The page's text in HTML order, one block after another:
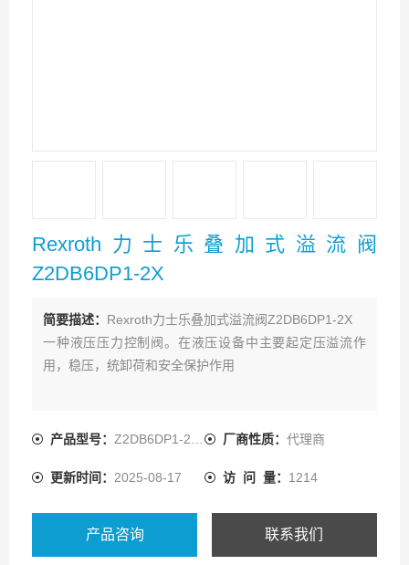
Rexroth力士乐叠加式溢流阀
Z2DB6DP1-2X
简要描述： Rexroth力士乐叠加式溢流阀Z2DB6DP1-2X
一种液压压力控制阀。在液压设备中主要起定压溢流作
用，稳压，统卸荷和安全保护作用
产品型号： Z2DB6DP1-2X/350 厂商性质： 代理商
更新时间： 2025-08-17 访 问 量： 1214
产品咨询 联系我们